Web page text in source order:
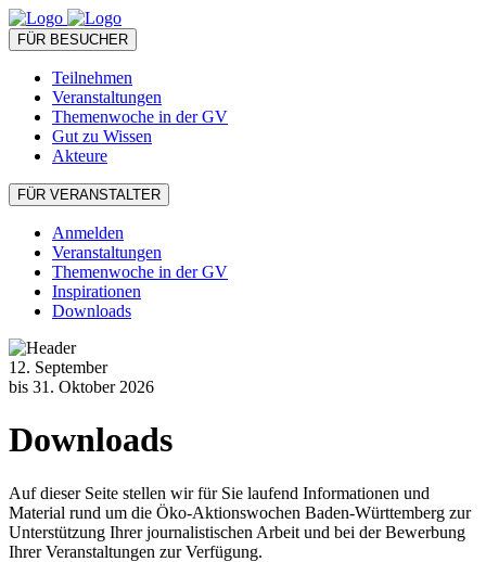
FÜR BESUCHER
Teilnehmen
Veranstaltungen
Themenwoche in der GV
Gut zu Wissen
Akteure
FÜR VERANSTALTER
Anmelden
Veranstaltungen
Themenwoche in der GV
Inspirationen
Downloads
12. September
bis 31. Oktober 2026
Downloads
Auf dieser Seite stellen wir für Sie laufend Informationen und
Material rund um die Öko-Aktionswochen Baden-Württemberg zur
Unterstützung Ihrer journalistischen Arbeit und bei der Bewerbung
Ihrer Veranstaltungen zur Verfügung.